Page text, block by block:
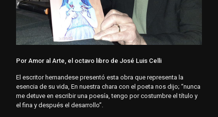
Por Amor al Arte, el octavo libro de José Luis Celli
El escritor hernandese presentó esta obra que representa la
esencia de su vida, En nuestra chara con el poeta nos dijo; “nunca
me detuve en escribir una poesía, tengo por costumbre el título y
el fina y después el desarrollo”.